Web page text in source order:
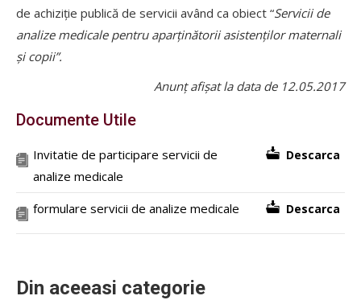
de achiziție publică de servicii având ca obiect “Servicii de
analize medicale pentru aparținătorii asistenților maternali
și copii”.
Anunț afișat la data de 12.05.2017
Documente Utile
Invitatie de participare servicii de
analize medicale
Descarca
formulare servicii de analize medicale Descarca
Din aceeasi categorie